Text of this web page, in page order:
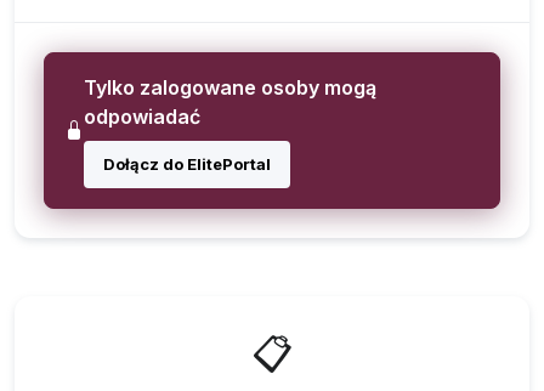
Tylko zalogowane osoby mogą
odpowiadać
Dołącz do ElitePortal
📋